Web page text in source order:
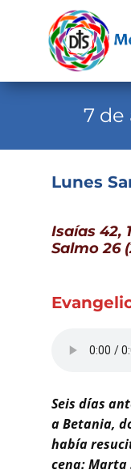
Evangelio
Familia
Recursos
7 de
Lunes
Isaías 42,
Salmo 26
Seis días
a Betania,
había
cena: Marta